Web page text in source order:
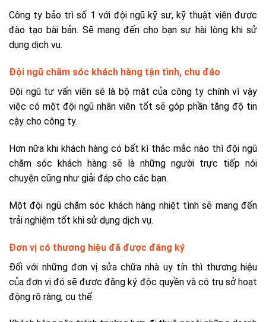
Công ty bảo trì số 1 với đội ngũ kỹ sư, kỹ thuật viên được
đào tạo bài bản. Sẽ mang đến cho bạn sự hài lòng khi sử
dụng dịch vụ.
Đội ngũ chăm sóc khách hàng tận tình, chu đáo
Đội ngũ tư vấn viên sẽ là bộ mặt của công ty chính vì vậy
việc có một đội ngũ nhân viên tốt sẽ góp phần tăng độ tin
cậy cho công ty.
Hơn nữa khi khách hàng có bất kì thắc mắc nào thì đội ngũ
chăm sóc khách hàng sẽ là những người trực tiếp nói
chuyện cũng như giải đáp cho các bạn.
Một đội ngũ chăm sóc khách hàng nhiệt tình sẽ mang đến
trải nghiệm tốt khi sử dụng dịch vụ.
Đơn vị có thương hiệu đã được đăng ký
Đối với những đơn vị sửa chữa nhà uy tín thì thương hiệu
của đơn vị đó sẽ được đăng ký độc quyền và có trụ sở hoạt
động rõ ràng, cụ thể.